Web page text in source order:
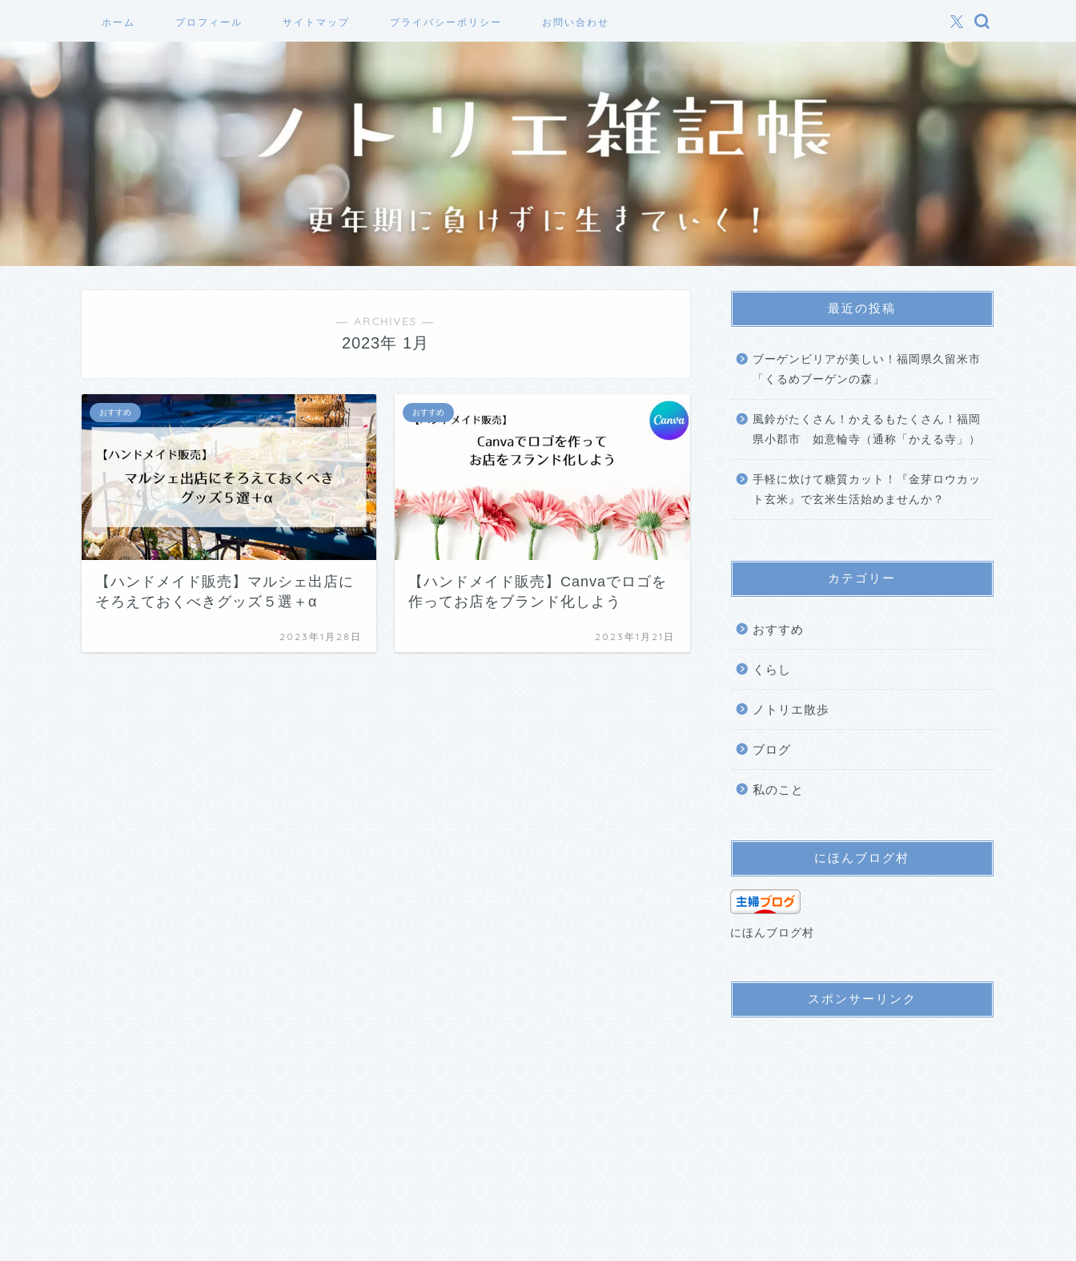
ホーム プロフィール サイトマップ プライバシーポリシー お問い合わせ
― ARCHIVES ―
2023年 1月
おすすめ
【ハンドメイド販売】マルシェ出店に
そろえておくべきグッズ５選＋α
2023年1月28日
おすすめ
【ハンドメイド販売】Canvaでロゴを
作ってお店をブランド化しよう
2023年1月21日
最近の投稿
ブーゲンビリアが美しい！福岡県久留米市
「くるめブーゲンの森」
風鈴がたくさん！かえるもたくさん！福岡
県小郡市 如意輪寺（通称「かえる寺」）
手軽に炊けて糖質カット！『金芽ロウカッ
ト玄米』で玄米生活始めませんか？
カテゴリー
おすすめ
くらし
ノトリエ散歩
ブログ
私のこと
にほんブログ村
にほんブログ村
スポンサーリンク